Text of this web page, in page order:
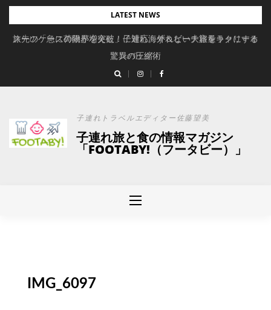
Skip
content
LATEST NEWS
旅先の「急に荷物が増えた」に対応。ずれない大容量キャリーオ
ンバッグ
スーツケースの限界を突破！子連れ海外＆ビーチ旅をラクにする
驚異の圧縮術
子連れトラベルエディター佐藤望美
子連れ旅と食の情報マガジン
「FOOTABY!（フータビー）」
IMG_6097